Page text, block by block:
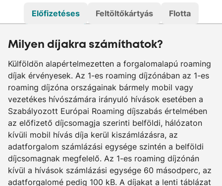
Előfizetéses Feltöltőkártyás Flotta
Milyen díjakra számíthatok?
Külföldön alapértelmezetten a forgalomalapú roaming
díjak érvényesek. Az 1-es roaming díjzónában az 1-es
roaming díjzóna országainak bármely mobil vagy
vezetékes hívószámára irányuló hívások esetében a
Szabályozott Európai Roaming díjszabás értelmében
az előfizető díjcsomagja szerinti belföldi, hálózaton
kívüli mobil hívás díja kerül kiszámlázásra, az
adatforgalom számlázási egysége szintén a belföldi
díjcsomagnak megfelelő. Az 1-es roaming díjzónán
kívül a hívások számlázási egysége 60 másodperc, az
adatforgalomé pedig 100 kB. A díjakat a lenti táblázat